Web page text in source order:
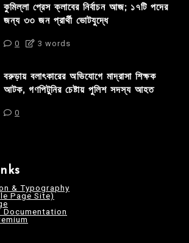
কুমিল্লা প্রেস ক্লাবের নির্বাচন আজ; ১৭টি পদের
জন্য ৩৩ জন প্রার্থী ভোটযুদ্ধে
0 3 words
বরুড়ায় বলাৎকারের অভিযোগে মাদ্রাসা শিক্ষক
আটক, গণপিটুনির চেষ্টায় পুলিশ সদস্য আহত
0
& Typography
Page Site)